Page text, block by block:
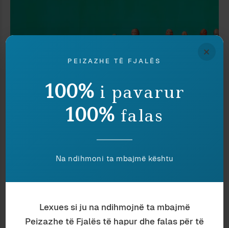
October 2022
×
PEIZAZHE TË FJALËS
100% i pavarur
100% falas
Na ndihmoni ta mbajmë kështu
Lexues si ju na ndihmojnë ta mbajmë
Peizazhe të Fjalës të hapur dhe falas për të